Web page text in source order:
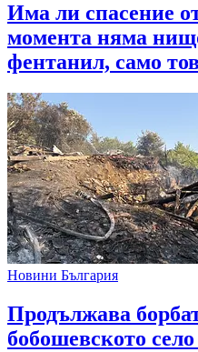
Има ли спасение
момента няма
фентанил, само
Новини България
Продължава
бобошевското